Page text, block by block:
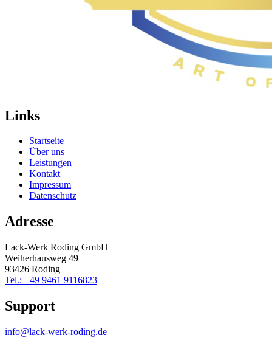
Links
Startseite
Über uns
Leistungen
Kontakt
Impressum
Datenschutz
Adresse
Lack-Werk Roding GmbH
Weiherhausweg 49
93426 Roding
Tel.: +49 9461 9116823
Support
info@lack-werk-roding.de